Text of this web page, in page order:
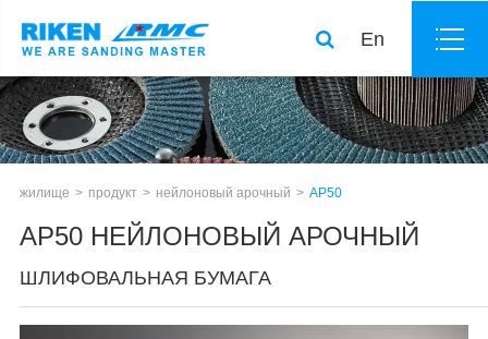
En
жилище продукт нейлоновый арочный AP50
AP50 НЕЙЛОНОВЫЙ АРОЧНЫЙ
ШЛИФОВАЛЬНАЯ БУМАГА